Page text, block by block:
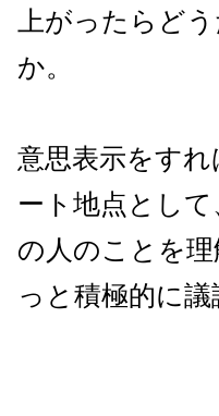
上がったらど
か。
意思表示をす
ート地点とし
の人のことを
っと積極的に